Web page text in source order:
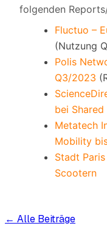
folgenden
Fluctuo –
(Nutzung
Polis
Q3/2023
bei
Metatech
Mobility
Stadt
Scootern
← Alle Beiträge